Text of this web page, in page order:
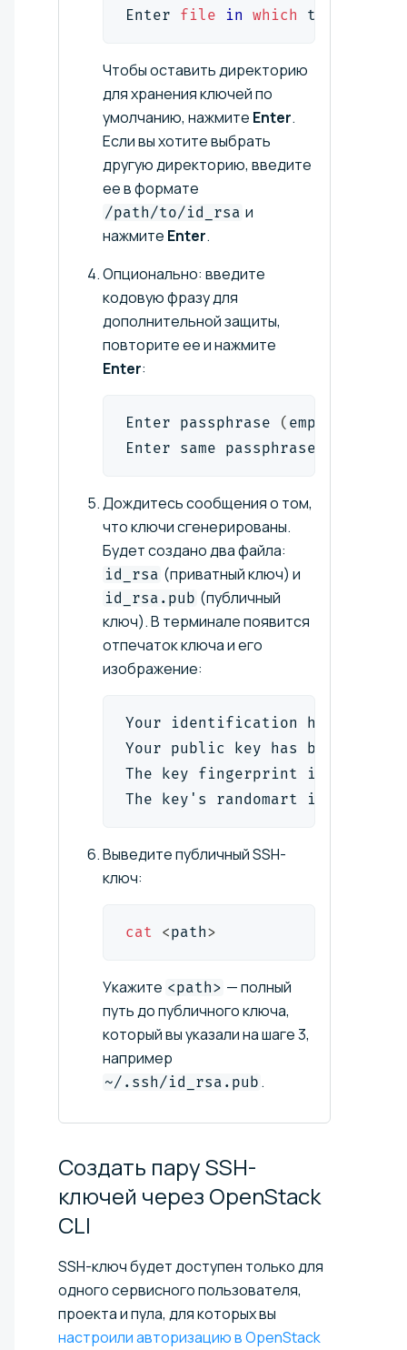
Enter file in which to save
Чтобы оставить директорию
для хранения ключей по
умолчанию, нажмите Enter.
Если вы хотите выбрать
другую директорию, введите
ее в формате
/path/to/id_rsa и
нажмите Enter.
Опционально: введите
кодовую фразу для
дополнительной защиты,
повторите ее и нажмите
Enter:
Enter passphrase ( empty
Enter same passphrase again:
Дождитесь сообщения о том,
что ключи сгенерированы.
Будет создано два файла:
id_rsa (приватный ключ) и
id_rsa.pub (публичный
ключ). В терминале появится
отпечаток ключа и его
изображение:
Your identification has been
Your public key has been saved
The key fingerprint is:
The key's randomart image is:
Выведите публичный SSH-
ключ:
cat <path>
Укажите <path> — полный
путь до публичного ключа,
который вы указали на шаге 3,
например
~/.ssh/id_rsa.pub .
Создать пару SSH-
ключей через OpenStack
CLI
SSH-ключ будет доступен только для
одного сервисного пользователя,
проекта и пула, для которых вы
настроили авторизацию в OpenStack